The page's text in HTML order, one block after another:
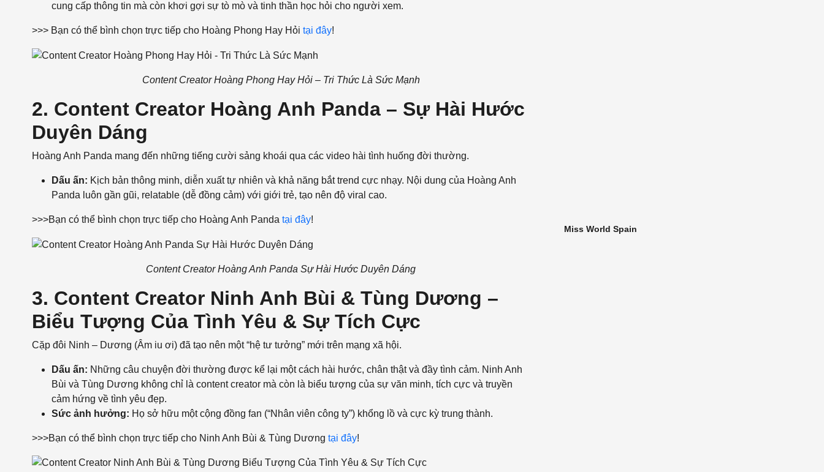
cung cấp thông tin mà còn khơi gợi sự tò mò và tinh thần học hỏi cho người xem.
>>> Bạn có thể bình chọn trực tiếp cho Hoàng Phong Hay Hỏi tại đây!
Content Creator Hoàng Phong Hay Hỏi – Tri Thức Là Sức Mạnh
2. Content Creator Hoàng Anh Panda – Sự Hài Hước
Duyên Dáng
Hoàng Anh Panda mang đến những tiếng cười sảng khoái qua các video hài tình huống đời thường.
Dấu ấn: Kịch bản thông minh, diễn xuất tự nhiên và khả năng bắt trend cực nhạy. Nội dung của Hoàng Anh
Panda luôn gần gũi, relatable (dễ đồng cảm) với giới trẻ, tạo nên độ viral cao.
>>>Bạn có thể bình chọn trực tiếp cho Hoàng Anh Panda tại đây!
Content Creator Hoàng Anh Panda Sự Hài Hước Duyên Dáng
3. Content Creator Ninh Anh Bùi & Tùng Dương –
Biểu Tượng Của Tình Yêu & Sự Tích Cực
Cặp đôi Ninh – Dương (Âm iu ơi) đã tạo nên một “hệ tư tưởng” mới trên mạng xã hội.
Dấu ấn: Những câu chuyện đời thường được kể lại một cách hài hước, chân thật và đầy tình cảm. Ninh Anh
Bùi và Tùng Dương không chỉ là content creator mà còn là biểu tượng của sự văn minh, tích cực và truyền
cảm hứng về tình yêu đẹp.
Sức ảnh hưởng: Họ sở hữu một cộng đồng fan (“Nhân viên công ty”) khổng lồ và cực kỳ trung thành.
>>>Bạn có thể bình chọn trực tiếp cho Ninh Anh Bùi & Tùng Dương tại đây!
Miss World Spain